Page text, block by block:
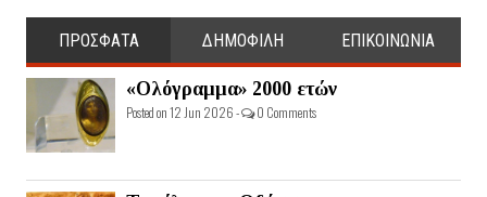
ΠΡΟΣΦΑΤΑ ΔΗΜΟΦΙΛΗ ΕΠΙΚΟΙΝΩΝΙΑ
«Ολόγραμμα» 2000 ετών
Posted on 12 Jun 2026 - 0 Comments